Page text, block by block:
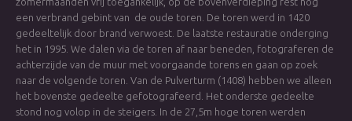
een verbrand gebint van de oude toren. De toren werd in 1420
gedeeltelijk door brand verwoest. De laatste restauratie onderging
het in 1995. We dalen via de toren af naar beneden, fotograferen de
achterzijde van de muur met voorgaande torens en gaan op zoek
naar de volgende toren. Van de Pulverturm (1408) hebben we alleen
het bovenste gedeelte gefotografeerd. Het onderste gedeelte
stond nog volop in de steigers. In de 27,5m hoge toren werden